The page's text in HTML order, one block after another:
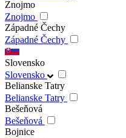
Znojmo
Znojmo
Západné Čechy
Západné Čechy
Slovensko
Slovensko
Belianske Tatry
Belianske Tatry
Bešeňová
Bešeňová
Bojnice